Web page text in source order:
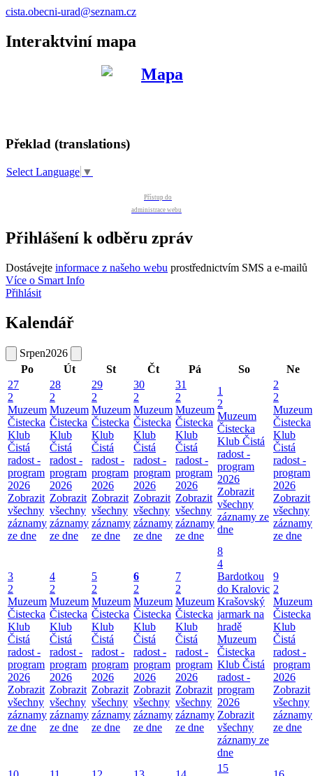
cista.obecni-urad@seznam.cz
Interaktviní mapa
Překlad (translations)
Select Language ▼
Přístup do
administrace webu
Přihlášení k odběru zpráv
Dostávejte informace z našeho webu prostřednictvím SMS a e-mailů
Více o Smart Info
Přihlásit
Kalendář
Srpen2026
Po
Út St Čt Pá So
Ne
27
2
Muzeum
Čistecka
Klub
Čistá
radost -
program
2026
Zobrazit
všechny
záznamy
ze dne
28
2
Muzeum
Čistecka
Klub
Čistá
radost -
program
2026
Zobrazit
všechny
záznamy
ze dne
29
2
Muzeum
Čistecka
Klub
Čistá
radost -
program
2026
Zobrazit
všechny
záznamy
ze dne
30
2
Muzeum
Čistecka
Klub
Čistá
radost -
program
2026
Zobrazit
všechny
záznamy
ze dne
31
2
Muzeum
Čistecka
Klub
Čistá
radost -
program
2026
Zobrazit
všechny
záznamy
ze dne
1
2
Muzeum
Čistecka
Klub Čistá
radost -
program
2026
Zobrazit
všechny
záznamy ze
dne
2
2
Muzeum
Čistecka
Klub
Čistá
radost -
program
2026
Zobrazit
všechny
záznamy
ze dne
3
2
Muzeum
Čistecka
Klub
Čistá
radost -
program
2026
Zobrazit
všechny
záznamy
ze dne
4
2
Muzeum
Čistecka
Klub
Čistá
radost -
program
2026
Zobrazit
všechny
záznamy
ze dne
5
2
Muzeum
Čistecka
Klub
Čistá
radost -
program
2026
Zobrazit
všechny
záznamy
ze dne
6
2
Muzeum
Čistecka
Klub
Čistá
radost -
program
2026
Zobrazit
všechny
záznamy
ze dne
7
2
Muzeum
Čistecka
Klub
Čistá
radost -
program
2026
Zobrazit
všechny
záznamy
ze dne
8
4
Bardotkou
do Kralovic
Krašovský
jarmark na
hradě
Muzeum
Čistecka
Klub Čistá
radost -
program
2026
Zobrazit
všechny
záznamy ze
dne
9
2
Muzeum
Čistecka
Klub
Čistá
radost -
program
2026
Zobrazit
všechny
záznamy
ze dne
15